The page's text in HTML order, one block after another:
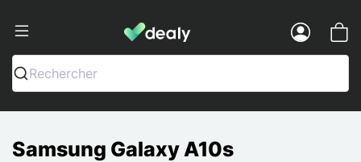
Dealy - Hüllen und Zubehör für
Rechercher
Samsung Galaxy A10s